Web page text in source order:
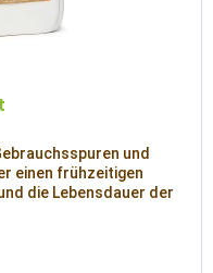
und
einen frühzeitigen
die Lebensdauer der